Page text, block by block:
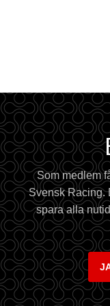
Som medlem
Svensk Racing.
spara alla